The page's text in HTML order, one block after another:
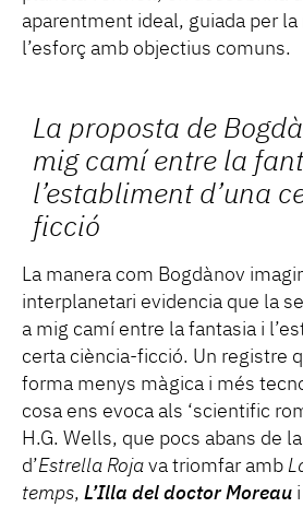
aparentment ideal, guiada per
l’esforç amb objectius comuns.
La proposta de
mig camí entre la
l’establiment d’una
ficció
La manera com Bogdànov
interplanetari evidencia que la
a mig camí entre la fantasia i
certa ciència-ficció. Un registre
forma menys màgica i més
cosa ens evoca als ‘scientific
H.G. Wells, que pocs abans de
d’Estrella Roja va triomfar amb
temps, L’Illa del doctor Moreau